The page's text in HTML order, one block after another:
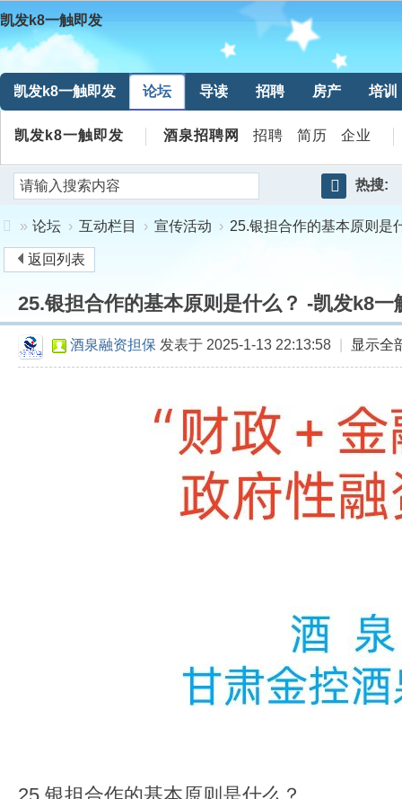
凯发k8一触即发
凯发k8一触即发 论坛 导读 招聘 房产 培训
凯发k8一触即发 酒泉招聘网 招聘 简历 企业
索
热搜:
» 论坛 › 互动栏目 › 宣传活动 › 25.银担合作的基本原则是
返回列表
25.银担合作的基本原则是什么？ -凯发k8一
酒泉融资担保 发表于 2025-1-13 22:13:58 显示全